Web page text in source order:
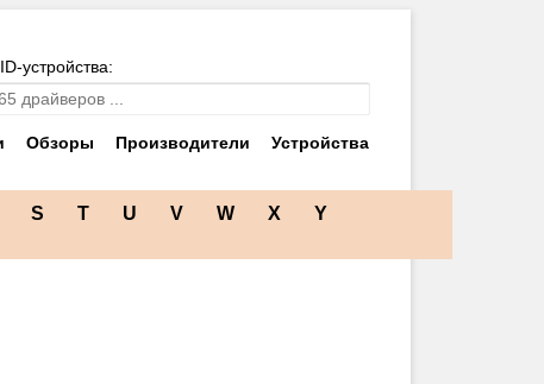
устройства:
Обзоры Производители Устройства
S T U V W X
Y